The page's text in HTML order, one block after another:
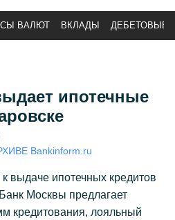
ВАЛЮТ ВКЛАДЫ ДЕБЕТОВЫЕ
ипотечные
Bankinform.ru
выдаче ипотечных кредитов
Москвы предлагает
кредитования, лояльный